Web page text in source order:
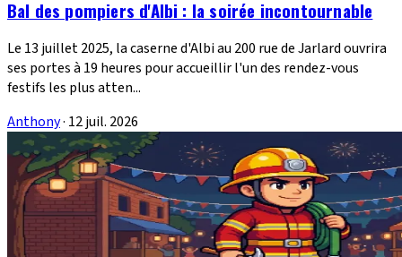
Bal des pompiers d'Albi : la soirée incontournable
Le 13 juillet 2025, la caserne d'Albi au 200 rue de Jarlard ouvrira
ses portes à 19 heures pour accueillir l'un des rendez-vous
festifs les plus atten...
Anthony· 12 juil. 2026